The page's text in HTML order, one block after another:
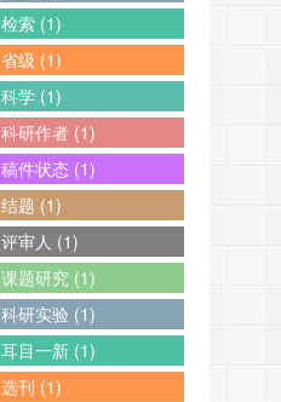
检索 (1)
省级 (1)
科学 (1)
科研作者 (1)
稿件状态 (1)
结题 (1)
评审人 (1)
课题研究 (1)
科研实验 (1)
耳目一新 (1)
选刊 (1)